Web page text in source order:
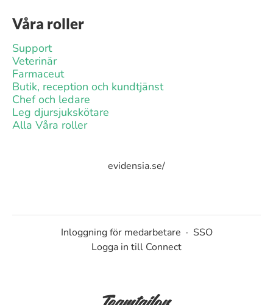
Våra roller
Support
Veterinär
Farmaceut
Butik, reception och kundtjänst
Chef och ledare
Leg djursjukskötare
Alla Våra roller
evidensia.se/
Inloggning för medarbetare · SSO
Logga in till Connect